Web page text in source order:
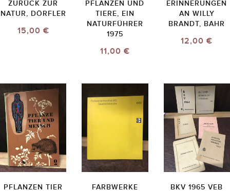
ZURÜCK ZUR
NATUR, DÖRFLER
15,00 €
PFLANZEN UND
TIERE, EIN
NATURFÜHRER
1975
11,00 €
ERINNERUNGEN
AN WILLY
BRANDT, BAHR
12,00 €
PFLANZEN TIER
FARBWERKE
BKV 1965 VEB